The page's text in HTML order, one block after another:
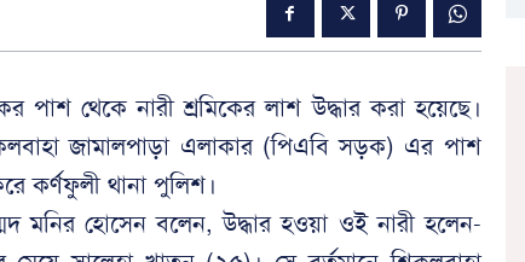
পাশ থেকে নারী শ্রমিকের লাশ উদ্ধার করা হয়েছে।
জামালপাড়া এলাকার (পিএবি সড়ক) এর পাশ
কর্ণফুলী থানা পুলিশ।
মনির হোসেন বলেন, উদ্ধার হওয়া ওই নারী হলেন-